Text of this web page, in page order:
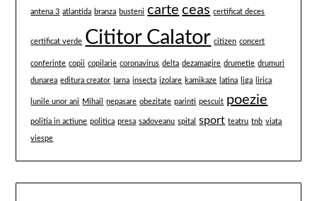
antena 3 atlantida branza busteni carte ceas certificat deces
certificat verde Cititor Calator citizen concert
conferinte copii copilarie coronavirus delta dezamagire drumetie drumuri
dunarea editura creator Iarna insecta izolare kamikaze latina liga lirica
lunile unor ani Mihail nepasare obezitate parinti pescuit poezie
politia in actiune politica presa sadoveanu spital sport teatru tnb viata
viespe